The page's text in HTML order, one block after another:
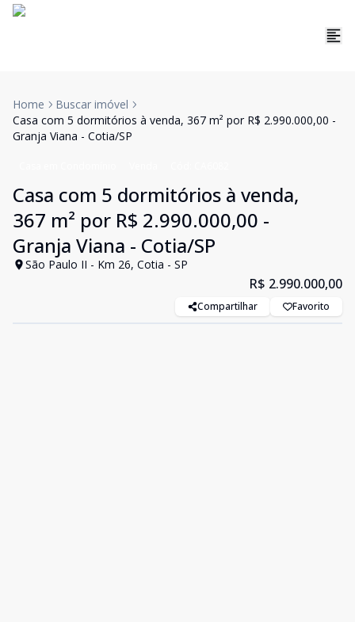
Home
Buscar imóvel
Casa com 5 dormitórios à venda, 367 m² por R$ 2.990.000,00 -
Granja Viana - Cotia/SP
Casa com 5 dormitórios à venda,
367 m² por R$ 2.990.000,00 -
Granja Viana - Cotia/SP
São Paulo II - Km 26, Cotia - SP
R$ 2.990.000,00
Compartilhar Favorito